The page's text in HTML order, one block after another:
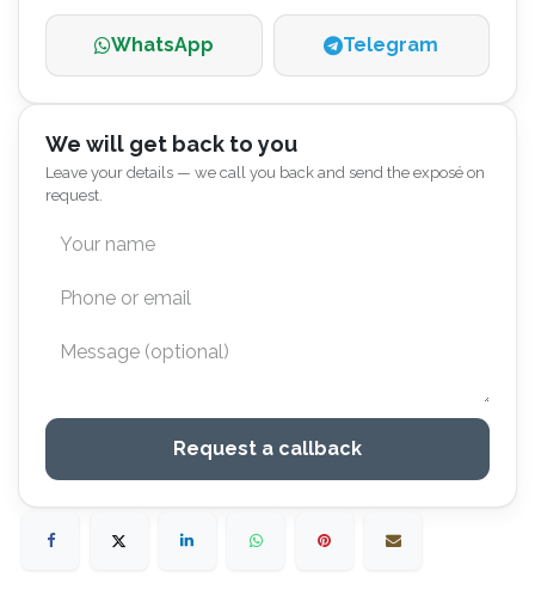
WhatsApp Telegram
We will get back to you
Leave your details — we call you back and send the exposé on
request.
Request a callback